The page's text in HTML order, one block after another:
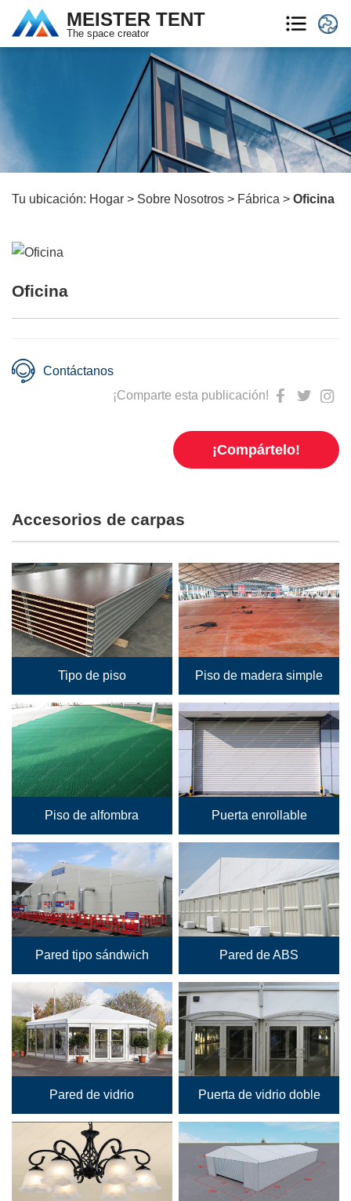
MEISTER TENT
The space creator
Tu ubicación: Hogar > Sobre Nosotros > Fábrica > Oficina
Oficina
Contáctanos
¡Comparte esta publicación!
¡Compártelo!
Accesorios de carpas
Tipo de piso Piso de madera simple
Piso de alfombra Puerta enrollable
Pared tipo sándwich Pared de ABS
Pared de vidrio Puerta de vidrio doble